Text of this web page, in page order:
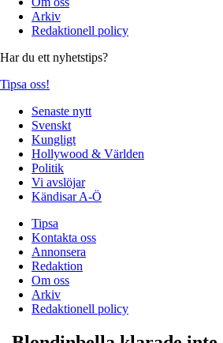
Arkiv
Redaktionell policy
Har du ett nyhetstips?
Tipsa oss!
Senaste nytt
Svenskt
Kungligt
Hollywood & Världen
Politik
Vi avslöjar
Kändisar A-Ö
Tipsa
Kontakta oss
Annonsera
Redaktion
Om oss
Arkiv
Redaktionell policy